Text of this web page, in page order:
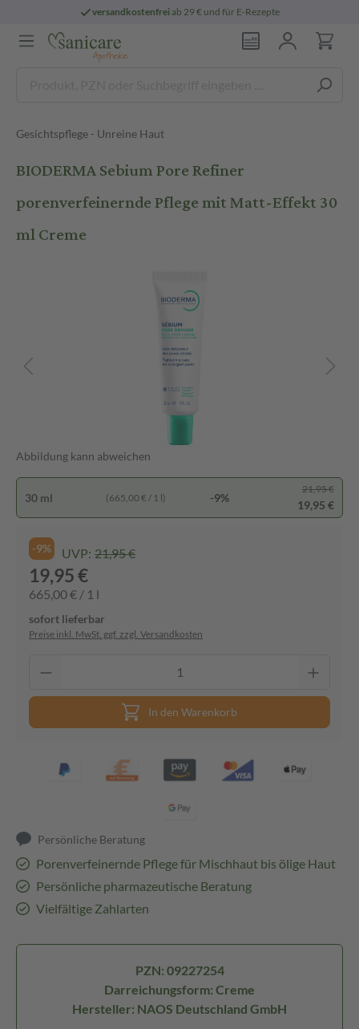
versandkostenfreiab 29 € und für E-Rezepte
Gesichtspflege - Unreine Haut
BIODERMA Sebium Pore Refiner
porenverfeinernde Pflege mit Matt-Effekt 30
ml Creme
Abbildung kann abweichen
30 ml (665,00 € / 1 l) -9%
21,95 €
19,95 €
-9% UVP: 21,95 €
19,95 €
665,00 € / 1 l
sofort lieferbar
Preise inkl. MwSt. ggf. zzgl. Versandkosten
In den Warenkorb
Persönliche Beratung
Porenverfeinernde Pflege für Mischhaut bis ölige Haut
Persönliche pharmazeutische Beratung
Vielfältige Zahlarten
PZN: 09227254
Darreichungsform: Creme
Hersteller: NAOS Deutschland GmbH